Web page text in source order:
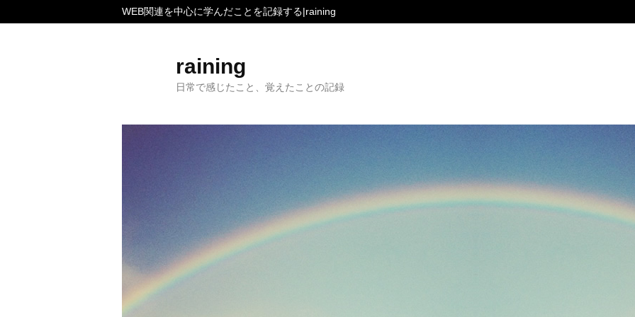
WEB関連を中心に学んだことを記録する|raining
raining
日常で感じたこと、覚えたことの記録